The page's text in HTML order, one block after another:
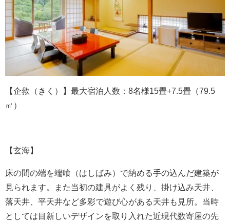
【企救（きく）】最大宿泊人数：8名様15畳+7.5畳（79.5
㎡）
【玄海】
床の間の端を端喰（はしばみ）で納める手の込んだ建築が
見られます。また当初の建具がよく残り、掛け込み天井、
落天井、平天井など多彩で遊び心がある天井も見所。当時
としては目新しいデザインを取り入れた近現代数寄屋の先